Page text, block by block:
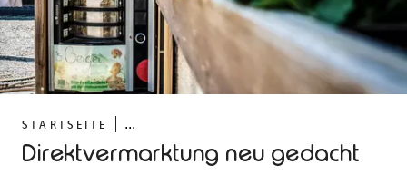
STARTSEITE ...
Direktvermarktung neu gedacht